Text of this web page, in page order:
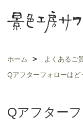
ホーム よくあるご
Qアフターフォローはど
Qアフター